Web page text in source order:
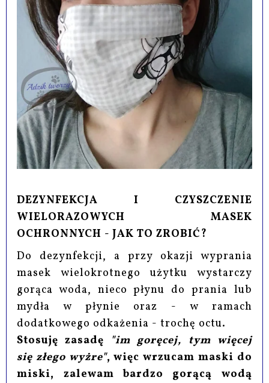
DEZYNFEKCJA I CZYSZCZENIE
WIELORAZOWYCH MASEK
OCHRONNYCH - JAK TO ZROBIĆ?
Do dezynfekcji, a przy okazji wyprania
masek wielokrotnego użytku wystarczy
gorąca woda, nieco płynu do prania lub
mydła w płynie oraz - w ramach
dodatkowego odkażenia - trochę octu.
Stosuję zasadę "im goręcej, tym więcej
się złego wyżre", więc wrzucam maski do
miski, zalewam bardzo gorącą wodą